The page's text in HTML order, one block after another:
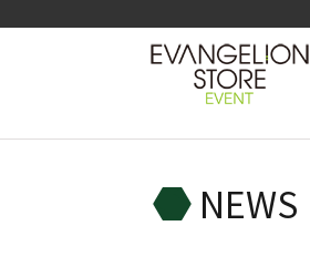
NEWS